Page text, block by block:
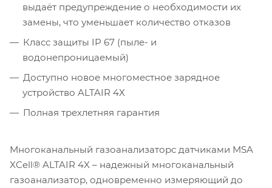
выдаёт предупреждение о необходимости их
замены, что уменьшает количество отказов
Класс защиты IP 67 (пыле- и
водонепроницаемый)
Доступно новое многоместное зарядное
устройство ALTAIR 4X
Полная трехлетняя гарантия
Многоканальный газоанализаторc датчиками MSA
XCell® ALTAIR 4X – надежный многоканальный
газоанализатор, одновременно измеряющий до